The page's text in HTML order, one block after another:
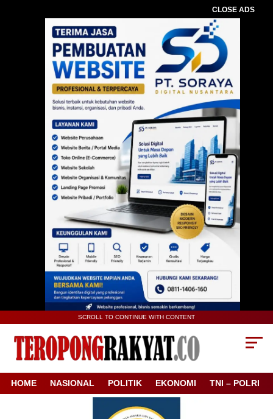
CLOSE ADS
SCROLL TO CONTINUE WITH CONTENT
HOME NASIONAL POLITIK EKONOMI TNI – POLRI